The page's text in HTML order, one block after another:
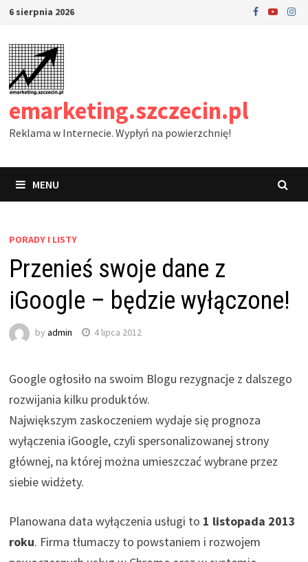
Skip
content
6 sierpnia 2026
emarketing.szczecin.pl
Reklama w Internecie. Wypłyń na powierzchnię!
MENU
PORADY I LISTY
Przenieś swoje dane z
iGoogle – będzie wyłączone!
by admin 4 lipca 2012
Google ogłosiło na swoim Blogu rezygnacje z dalszego
rozwijania kilku produktów.
Największym zaskoczeniem wydaje się prognoza
wyłączenia iGoogle, czyli spersonalizowanej strony
głównej, na której można umieszczać wybrane przez
siebie widżety.
Planowana data wyłączenia usługi to 1 listopada 2013
roku. Firma tłumaczy to powstaniem i rozwojem